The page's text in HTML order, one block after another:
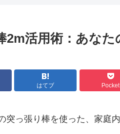
2m活用術：あな
はてブ Pocket
突っ張り棒を使った、家庭